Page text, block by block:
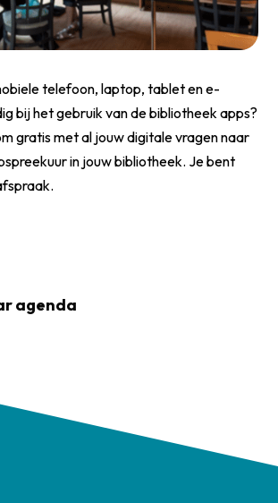
telefoon, laptop, tablet en e-
bij het gebruik van de bibliotheek apps?
gratis met al jouw digitale vragen naar
in jouw bibliotheek. Je bent
agenda